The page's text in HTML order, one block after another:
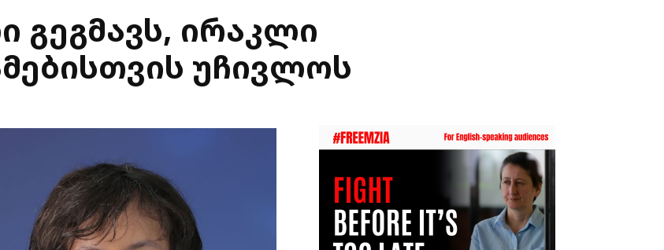
გეგმავს, ირაკლი
უჩივლოს